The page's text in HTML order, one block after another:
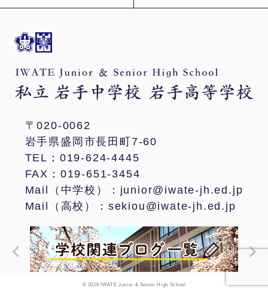
〒020-0062
岩手県盛岡市長田町7-60
TEL：019-624-4445
FAX：019-651-3454
Mail（中学校）：junior@iwate-jh.ed.jp
Mail（高校）：sekiou@iwate-jh.ed.jp
© 2026 IWATE Junior & Senior High School